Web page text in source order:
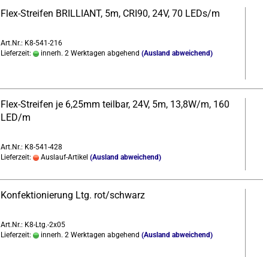
Flex-​Strei­fen BRIL­LI­ANT, 5m, CRI90, 24V, 70 LEDs/m
Art.Nr.: K8-541-216
Lieferzeit:
innerh. 2 Werktagen abgehend (Ausland abweichend)
Flex-​Strei­fen je 6,25mm teil­bar, 24V, 5m, 13,8W/m, 160
LED/m
Art.Nr.: K8-541-428
Lieferzeit:
Auslauf-Artikel (Ausland abweichend)
Kon­fek­tio­nie­rung Ltg. rot/schwarz
Art.Nr.: K8-Ltg.-2x05
Lieferzeit:
innerh. 2 Werktagen abgehend (Ausland abweichend)